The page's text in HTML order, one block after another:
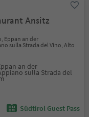
Ansitz
Eppan an der
sulla Strada del Vino, Alto
an der
sulla Strada del
Südtirol Guest Pass